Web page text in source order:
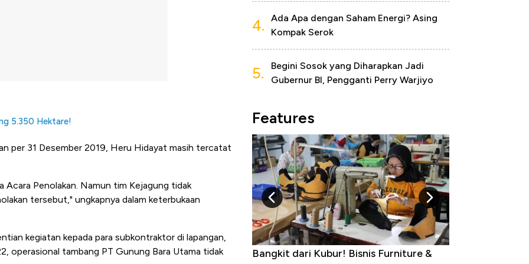
5.350 Hektare!
per 31 Desember 2019, Heru Hidayat masih tercatat
Acara Penolakan. Namun tim Kejagung tidak
tersebut," ungkapnya dalam keterbukaan
kegiatan kepada para subkontraktor di lapangan,
operasional tambang PT Gunung Bara Utama tidak
4.
Ada Apa dengan Saham Energi? Asing
Kompak Serok
5.
Begini Sosok yang Diharapkan Jadi
Gubernur BI, Pengganti Perry Warjiyo
Features
Dominasi China Menggila, Jadi Sumber
Bangkit dari Kubur! Bisnis Furniture &